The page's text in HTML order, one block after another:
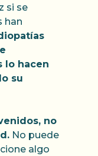
si se
han
lo hacen
su
no
No puede
algo